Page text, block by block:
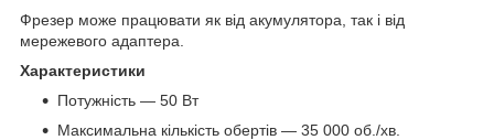
Фрезер може працювати як від акумулятора, так і від
мережевого адаптера.
Характеристики
Потужність — 50 Вт
Максимальна кількість обертів — 35 000 об./хв.